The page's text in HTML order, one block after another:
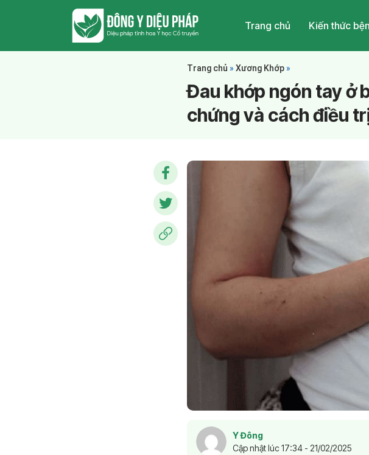
Trang chủ Kiến thức
Trang chủ » Xương Khớp »
Đau khớp ngón tay ở
chứng và cách điều
Y Đông
Cập nhật lúc 17:34 - 21/02/2025